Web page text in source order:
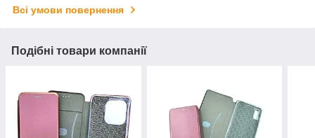
Всі умови повернення
Подібні товари компанії